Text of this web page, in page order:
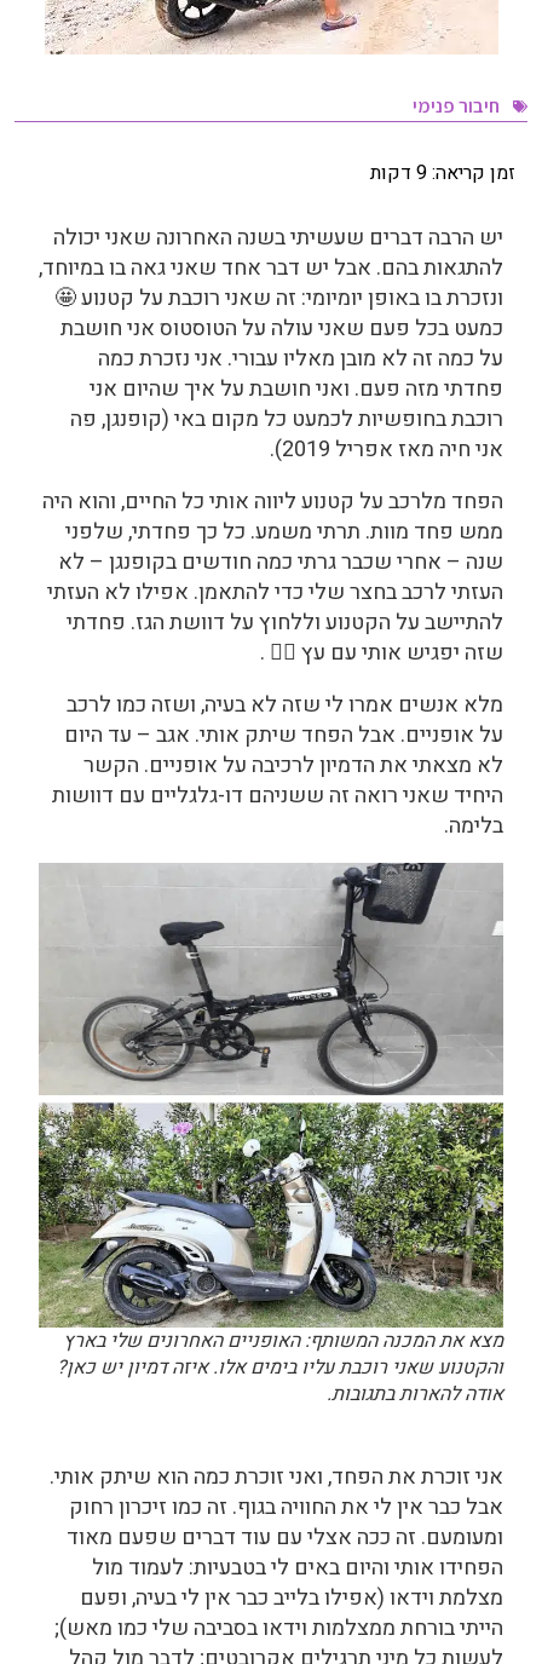
חיבור פנימי
זמן קריאה:9 דקות
יש הרבה דברים שעשיתי בשנה האחרונה שאני יכולה
להתגאות בהם. אבל יש דבר אחד שאני גאה בו במיוחד,
ונזכרת בו באופן יומיומי: זה שאני רוכבת על קטנוע 🤩
כמעט בכל פעם שאני עולה על הטוסטוס אני חושבת
על כמה זה לא מובן מאליו עבורי. אני נזכרת כמה
פחדתי מזה פעם. ואני חושבת על איך שהיום אני
רוכבת בחופשיות לכמעט כל מקום באי (קופנגן, פה
אני חיה מאז אפריל 2019).
הפחד מלרכב על קטנוע ליווה אותי כל החיים, והוא היה
ממש פחד מוות. תרתי משמע. כל כך פחדתי, שלפני
שנה – אחרי שכבר גרתי כמה חודשים בקופנגן – לא
העזתי לרכב בחצר שלי כדי להתאמן. אפילו לא העזתי
להתיישב על הקטנוע וללחוץ על דוושת הגז. פחדתי
שזה יפגיש אותי עם עץ 🤷‍♀️ .
מלא אנשים אמרו לי שזה לא בעיה, ושזה כמו לרכב
על אופניים. אבל הפחד שיתק אותי. אגב – עד היום
לא מצאתי את הדמיון לרכיבה על אופניים. הקשר
היחיד שאני רואה זה ששניהם דו-גלגליים עם דוושות
בלימה.
מצא את המכנה המשותף: האופניים האחרונים שלי בארץ
והקטנוע שאני רוכבת עליו בימים אלו. איזה דמיון יש כאן?
אודה להארות בתגובות.
אני זוכרת את הפחד, ואני זוכרת כמה הוא שיתק אותי.
אבל כבר אין לי את החוויה בגוף. זה כמו זיכרון רחוק
ומעומעם. זה ככה אצלי עם עוד דברים שפעם מאוד
הפחידו אותי והיום באים לי בטבעיות: לעמוד מול
מצלמת וידאו (אפילו בלייב כבר אין לי בעיה, ופעם
הייתי בורחת ממצלמות וידאו בסביבה שלי כמו מאש);